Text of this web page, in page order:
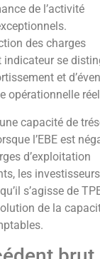
de l’activité
des charges
indicateur se
et
opérationnelle
capacité de
l’EBE est
d’exploitation
les
s’agisse de
de la